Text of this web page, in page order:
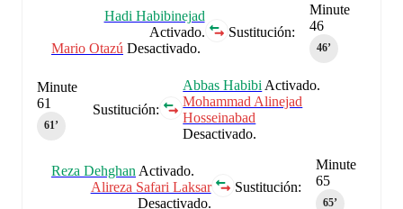
Minute
46
46‎’‎
Sustitución:
Hadi Habibinejad
Activado.
Mario Otazú Desactivado.
Sustitución:
Abbas Habibi Activado.
Mohammad Alinejad
Hosseinabad
Desactivado.
Minute
61
61‎’‎
Minute
65
65‎’‎
Sustitución:
Reza Dehghan Activado.
Alireza Safari Laksar
Desactivado.